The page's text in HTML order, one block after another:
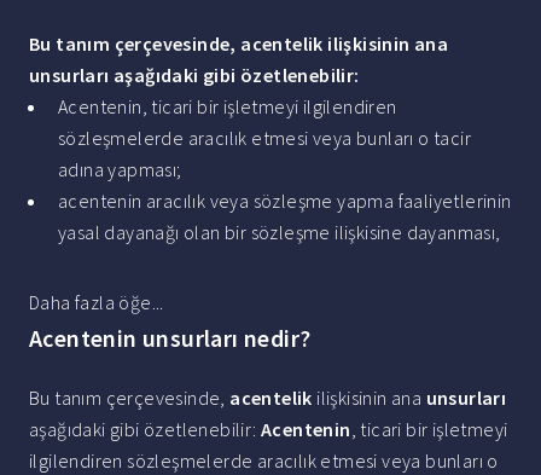
Bu tanım çerçevesinde, acentelik ilişkisinin ana
unsurları aşağıdaki gibi özetlenebilir:
Acentenin, ticari bir işletmeyi ilgilendiren
sözleşmelerde aracılık etmesi veya bunları o tacir
adına yapması;
acentenin aracılık veya sözleşme yapma faaliyetlerinin
yasal dayanağı olan bir sözleşme ilişkisine dayanması,
Daha fazla öğe...
Acentenin unsurları nedir?
Bu tanım çerçevesinde, acentelik ilişkisinin ana unsurları
aşağıdaki gibi özetlenebilir: Acentenin, ticari bir işletmeyi
ilgilendiren sözleşmelerde aracılık etmesi veya bunları o